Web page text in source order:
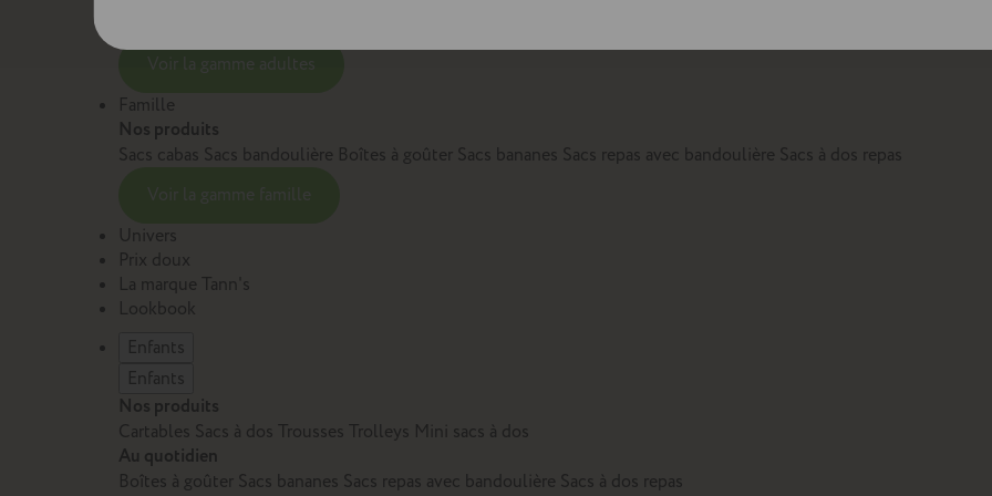
Famille
Nos produits
Sacs cabas Sacs bandoulière Boîtes à goûter Sacs bananes Sacs repas avec bandoulière Sacs à dos repas
Univers
Prix doux
La marque Tann's
Lookbook
Enfants
Enfants
Nos produits
Cartables Sacs à dos Trousses Trolleys Mini sacs à dos
Au quotidien
Boîtes à goûter Sacs bananes Sacs repas avec bandoulière Sacs à dos repas